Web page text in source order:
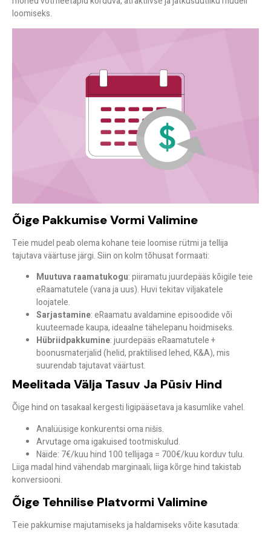
loomiseks.
Õige Pakkumise Vormi Valimine
Teie mudel peab olema kohane teie loomise rütmi ja tellija
tajutava väärtuse järgi. Siin on kolm tõhusat formaati:
Muutuva raamatukogu: piiramatu juurdepääs kõigile teie
eRaamatutele (vana ja uus). Huvi tekitav viljakatele
loojatele.
Sarjastamine: eRaamatu avaldamine episoodide või
kuuteemade kaupa, ideaalne tähelepanu hoidmiseks.
Hübriidpakkumine: juurdepääs eRaamatutele +
boonusmaterjalid (helid, praktilised lehed, K&A), mis
suurendab tajutavat väärtust.
Meelitada Välja Tasuv Ja Püsiv Hind
Õige hind on tasakaal kergesti ligipääsetava ja kasumlike vahel.
Analüüsige konkurentsi oma nišis.
Arvutage oma igakuised tootmiskulud.
Näide: 7€/kuu hind 100 tellijaga = 700€/kuu korduv tulu.
Liiga madal hind vähendab marginaali; liiga kõrge hind takistab
konversiooni.
Õige Tehnilise Platvormi Valimine
Teie pakkumise majutamiseks ja haldamiseks võite kasutada: